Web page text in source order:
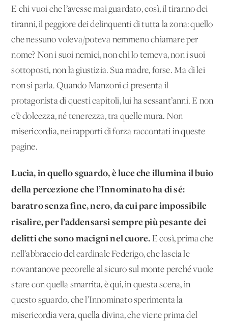
E chi vuoi che l’avesse mai guardato, così, il tiranno dei
tiranni, il peggiore dei delinquenti di tutta la zona: quello
che nessuno voleva/poteva nemmeno chiamare per
nome? Non i suoi nemici, non chi lo temeva, non i suoi
sottoposti, non la giustizia. Sua madre, forse. Ma di lei
non si parla. Quando Manzoni ci presenta il
protagonista di questi capitoli, lui ha sessant’anni. E non
c’è dolcezza, né tenerezza, tra quelle mura. Non
misericordia, nei rapporti di forza raccontati in queste
pagine.
Lucia, in quello sguardo, è luce che illumina il buio
della percezione che l’Innominato ha di sé:
baratro senza fine, nero, da cui pare impossibile
risalire, per l’addensarsi sempre più pesante dei
delitti che sono macigni nel cuore. E così, prima che
nell’abbraccio del cardinale Federigo, che lascia le
novantanove pecorelle al sicuro sul monte perché vuole
stare con quella smarrita, è qui, in questa scena, in
questo sguardo, che l’Innominato sperimenta la
misericordia vera, quella divina, che viene prima del